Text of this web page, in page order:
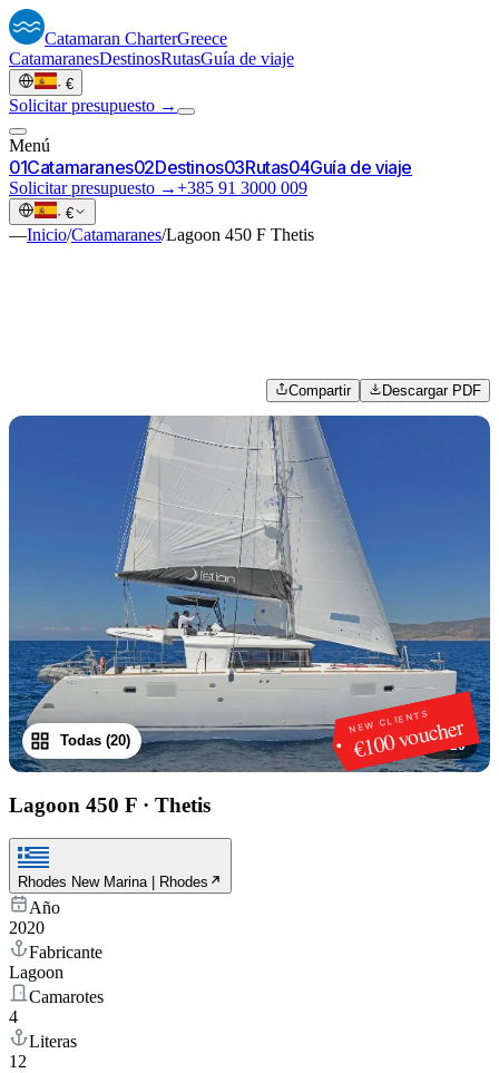
Catamaran CharterGreece
CatamaranesDestinosRutasGuía de viaje
· €
Solicitar presupuesto →
Menú
01Catamaranes02Destinos03Rutas04Guía de viaje
Solicitar presupuesto →+385 91 3000 009
· €
—Inicio/Catamaranes/Lagoon 450 F Thetis
Compartir Descargar PDF
NEW CLIENTS
€100 voucher
1/20
Todas (20)
Lagoon 450 F · Thetis
Rhodes New Marina | Rhodes
Año
2020
Fabricante
Lagoon
Camarotes
4
Literas
12